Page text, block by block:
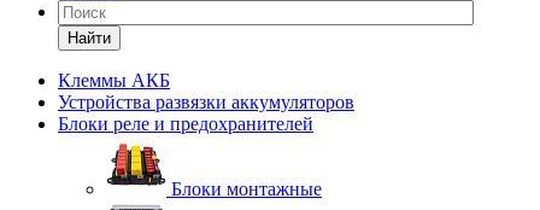
Найти
Клеммы АКБ
Устройства развязки аккумуляторов
Блоки реле и предохранителей
Блоки монтажные